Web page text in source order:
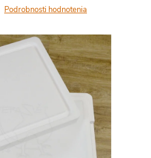
Podrobnosti hodnotenia